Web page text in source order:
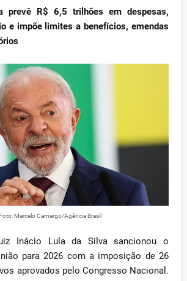
prevê R$ 6,5 trilhões em despesas,
e impõe limites a benefícios, emendas
Marcelo Camargo/Agência Brasil
Inácio Lula da Silva sancionou o
para 2026 com a imposição de 26
aprovados pelo Congresso Nacional.